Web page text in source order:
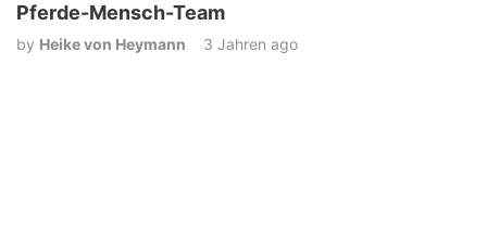
Pferde-Mensch-Team
by Heike von Heymann 3 Jahren ago